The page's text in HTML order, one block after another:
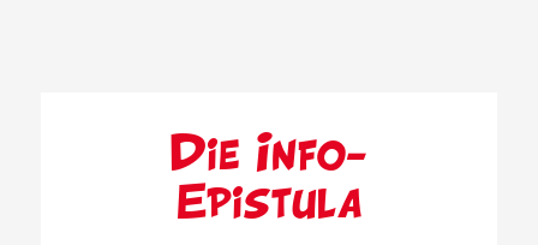
Die Info-
Epistula